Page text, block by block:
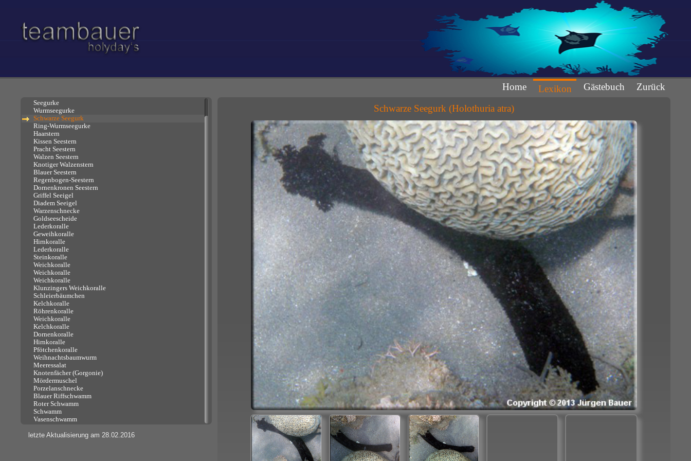
Home Lexikon Gästebuch Zurück
Seegurke
Wurmseegurke
Schwarze Seegurk
Ring-Wurmseegurke
Haarstern
Kissen Seestern
Pracht Seestern
Walzen Seestern
Knotiger Walzenstern
Blauer Seestern
Regenbogen-Seestern
Dornenkronen Seestern
Griffel Seeigel
Diadem Seeigel
Warzenschnecke
Goldseescheide
Lederkoralle
Geweihkoralle
Hirnkoralle
Lederkoralle
Steinkoralle
Weichkoralle
Weichkoralle
Weichkoralle
Klunzingers Weichkoralle
Schleierbäumchen
Kelchkoralle
Röhrenkoralle
Weichkoralle
Kelchkoralle
Dornenkoralle
Hirnkoralle
Pfötchenkoralle
Weihnachtsbaumwurm
Meeressalat
Knotenfächer (Gorgonie)
Mördermuschel
Porzelanschnecke
Blauer Riffschwamm
Roter Schwamm
Schwamm
Vasenschwamm
letzte Aktualisierung am 28.02.2016
Schwarze Seegurk (Holothuria atra)